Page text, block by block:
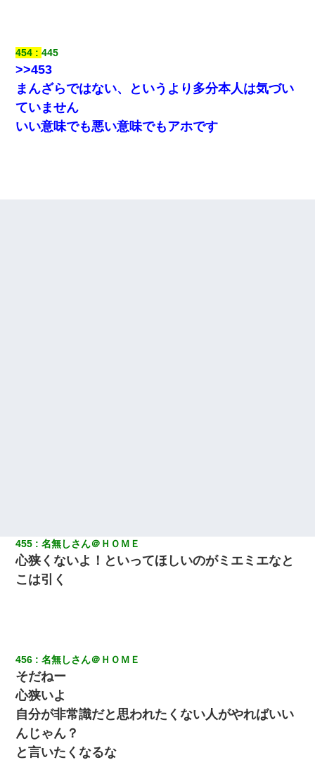
ワイアラサー主婦、昨晩久しぶりに夫と致した結果ｗｗｗｗｗ
父親がくも膜下出血で突然ﾀﾋ。→母の貯金が0なことが判明。→母
「私を家に置いてほしい、どうか見捨てないで(土下座」俺・嫁
「…」
454 445
>>453
まんざらではない、というより多分本人は気づい
ていません
いい意味でも悪い意味でもアホです
455 名無しさん＠ＨＯＭＥ
心狭くないよ！といってほしいのがミエミエなと
こは引く
456 名無しさん＠ＨＯＭＥ
そだねー
心狭いよ
自分が非常識だと思われたくない人がやればいい
んじゃん？
と言いたくなるな